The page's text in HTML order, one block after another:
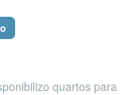
quartos para